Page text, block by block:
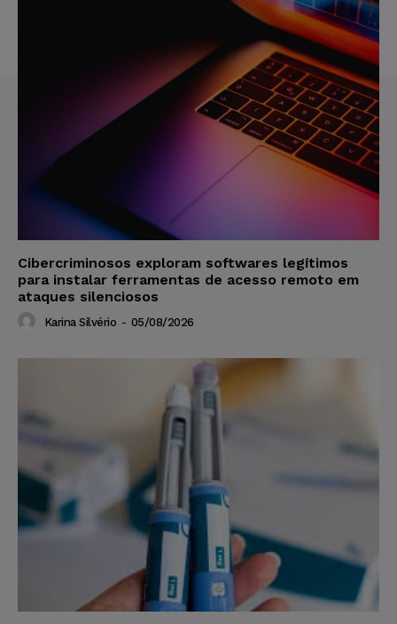
Cibercriminosos exploram softwares legítimos
para instalar ferramentas de acesso remoto em
ataques silenciosos
Karina Silvério - 05/08/2026